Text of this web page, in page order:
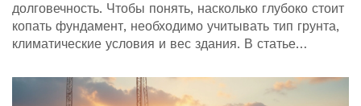
долговечность. Чтобы понять, насколько глубоко стоит
копать фундамент, необходимо учитывать тип грунта,
климатические условия и вес здания. В статье
фундамента, интересных фактах, которые могут
повлиять на выбор, и практичных советах из личного